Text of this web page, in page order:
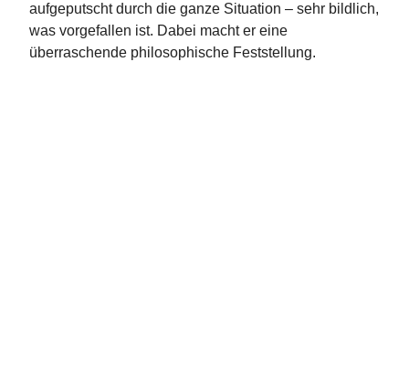
aufgeputscht durch die ganze Situation – sehr bildlich,
was vorgefallen ist. Dabei macht er eine
überraschende philosophische Feststellung.